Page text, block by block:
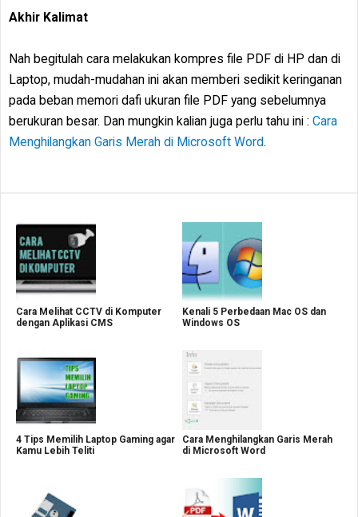
Akhir Kalimat
Nah begitulah cara melakukan kompres file PDF di HP dan di
Laptop, mudah-mudahan ini akan memberi sedikit keringanan
pada beban memori dafi ukuran file PDF yang sebelumnya
berukuran besar. Dan mungkin kalian juga perlu tahu ini : Cara
Menghilangkan Garis Merah di Microsoft Word.
Cara Melihat CCTV di Komputer
dengan Aplikasi CMS
Kenali 5 Perbedaan Mac OS dan
Windows OS
4 Tips Memilih Laptop Gaming agar
Kamu Lebih Teliti
Cara Menghilangkan Garis Merah
di Microsoft Word